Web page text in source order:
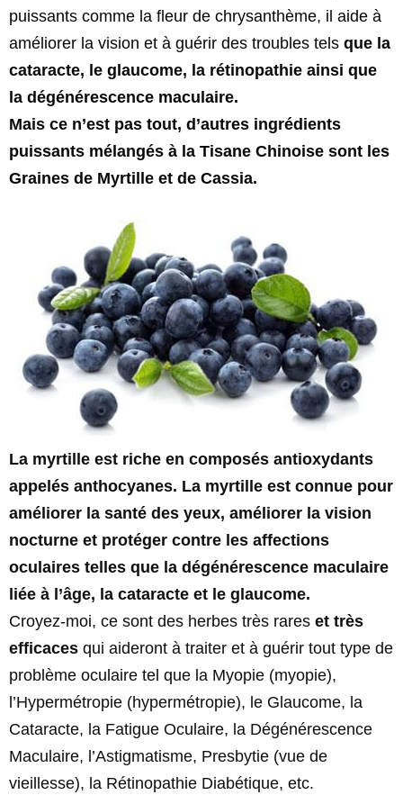
puissants comme la fleur de chrysanthème, il aide à
améliorer la vision et à guérir des troubles tels que la
cataracte, le glaucome, la rétinopathie ainsi que
la dégénérescence maculaire.
Mais ce n’est pas tout, d’autres ingrédients
puissants mélangés à la Tisane Chinoise sont les
Graines de Myrtille et de Cassia.
La myrtille est riche en composés antioxydants
appelés anthocyanes. La myrtille est connue pour
améliorer la santé des yeux, améliorer la vision
nocturne et protéger contre les affections
oculaires telles que la dégénérescence maculaire
liée à l’âge, la cataracte et le glaucome.
Croyez-moi, ce sont des herbes très rares et très
efficaces qui aideront à traiter et à guérir tout type de
problème oculaire tel que la Myopie (myopie),
l’Hypermétropie (hypermétropie), le Glaucome, la
Cataracte, la Fatigue Oculaire, la Dégénérescence
Maculaire, l’Astigmatisme, Presbytie (vue de
vieillesse), la Rétinopathie Diabétique, etc.